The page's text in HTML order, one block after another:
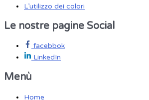
L’utilizzo dei colori
Le nostre pagine Social
facebbok
LinkedIn
Menù
Home